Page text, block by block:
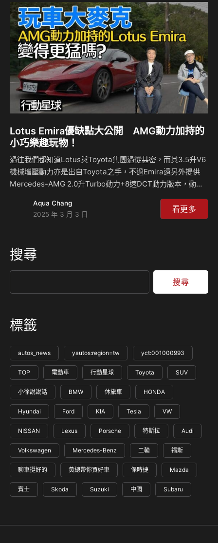
歡，請慢用 !! 相關新聞：
Lotus Emira優缺點大公開 AMG動力加持的
小巧樂趣玩物！
過往我們都知道Lotus與Toyota集團過從甚密，而其3.5升V6
機械增壓動力亦是出自Toyota之手，不過Emira還另外提供
Mercedes-AMG 2.0升Turbo動力+8速DCT動力版本，動力
大，但由於車重僅1446kg，再加上靈巧車身，在山路開起樂
趣十足。Emira怎麼個好玩法？和3.5升機械增壓動力在動力
Aqua Chang
2025 年 3 月 3 日
看更多
搜尋
搜尋
標籤
autos_news yautos:region=tw yct:001000993
TOP 電動車 行動星球 Toyota SUV
小徐說說話 BMW 休旅車 HONDA
Hyundai Ford KIA Tesla VW
NISSAN Lexus Porsche 特斯拉 Audi
Volkswagen Mercedes-Benz 二輪 福斯
聊車挺好的 黃總帶你買好車 保時捷 Mazda
賓士 Skoda Suzuki 中國 Subaru